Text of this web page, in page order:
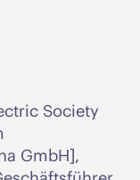
Society
GmbH],